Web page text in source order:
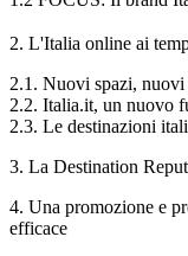
2. L'Italia online ai
2.1. Nuovi spazi,
2.2. Italia.it, un nuovo
2.3. Le destinazioni
3. La Destination
4. Una promozione e
efficace